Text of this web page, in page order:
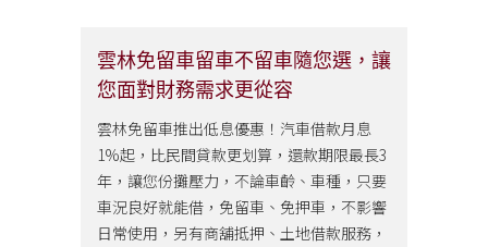
雲林免留車留車不留車隨您選，讓
您面對財務需求更從容
雲林免留車推出低息優惠！汽車借款月息
1%起，比民間貸款更划算，還款期限最長3
年，讓您份攤壓力，不論車齡、車種，只要
車況良好就能借，免留車、免押車，不影響
日常使用，另有商舖抵押、土地借款服務，